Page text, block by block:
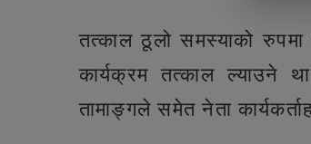
तत्काल ठूलो समस्याको रुपमा
कार्यक्रम तत्काल ल्याउने
तामाङ्गले समेत नेता